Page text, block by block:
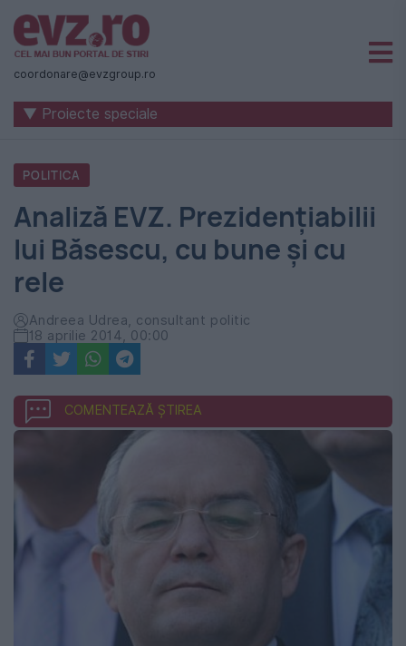
Știri
naționale
internaționale
România
-
Evenimentul
Zilei
coordonare@evzgroup.ro
▼ Proiecte speciale
POLITICA
Analiză EVZ. Prezidențiabilii
lui Băsescu, cu bune și cu
rele
Andreea Udrea, consultant politic
18 aprilie 2014, 00:00
COMENTEAZĂ ȘTIREA